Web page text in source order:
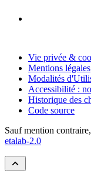
Vie privée &
Mentions légales
Modalités
Accessibilité :
Historique des
Code source
Sauf mention
etalab-2.0